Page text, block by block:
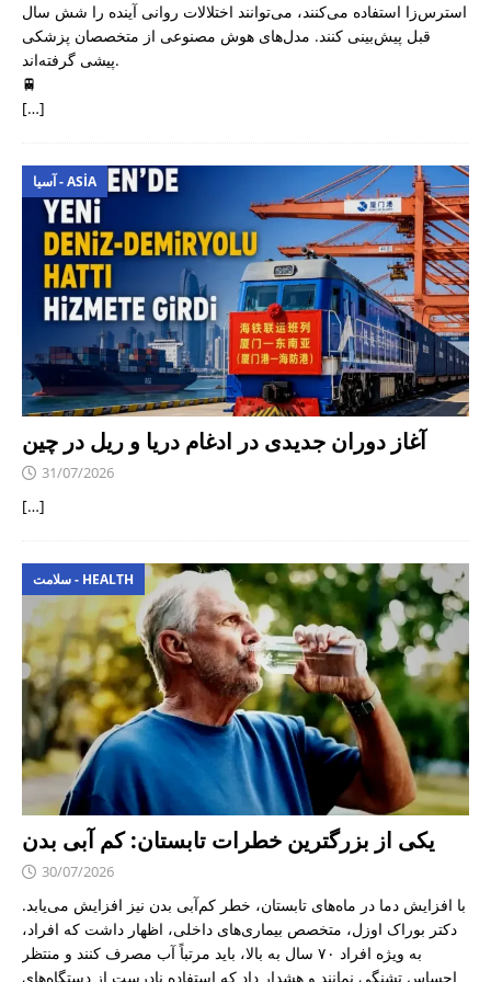
استرس‌زا استفاده می‌کنند، می‌توانند اختلالات روانی آینده را شش سال
قبل پیش‌بینی کنند. مدل‌های هوش مصنوعی از متخصصان پزشکی
پیشی گرفته‌اند.
🚆
[…]
آسیا - ASIA
آغاز دوران جدیدی در ادغام دریا و ریل در چین
31/07/2026
[…]
سلامت - HEALTH
یکی از بزرگترین خطرات تابستان: کم آبی بدن
30/07/2026
با افزایش دما در ماه‌های تابستان، خطر کم‌آبی بدن نیز افزایش می‌یابد.
دکتر بوراک اوزل، متخصص بیماری‌های داخلی، اظهار داشت که افراد،
به ویژه افراد ۷۰ سال به بالا، باید مرتباً آب مصرف کنند و منتظر
احساس تشنگی نمانند و هشدار داد که استفاده نادرست از دستگاه‌های